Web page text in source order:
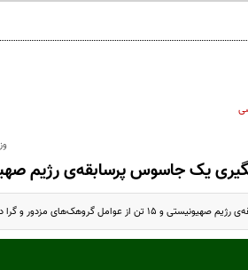
یک جاسوس پرسابقه‌ی رژیم صهیونیستی و ۱۵ مزدور
و گرا دهندگان به دشمن جنایتکار در ۵ استان کشور شناسایی و دستگیر شدند.